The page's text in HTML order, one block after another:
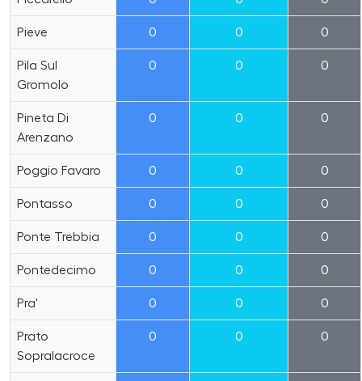
Pieve 0 0 0
Pila Sul
Gromolo
0 0 0
Pineta Di
Arenzano
0 0 0
Poggio Favaro 0 0 0
Pontasso 0 0 0
Ponte Trebbia 0 0 0
Pontedecimo 0 0 0
Pra' 0 0 0
Prato
Sopralacroce
0 0 0